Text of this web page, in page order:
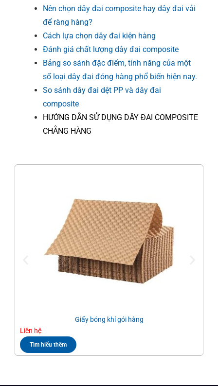
Nên chọn dây đai composite hay dây đai vải
để ràng hàng?
Cách lựa chọn dây đai kiện hàng
Đánh giá chất lượng dây đai composite
Bảng so sánh đặc điểm, tính năng của một
số loại dây đai đóng hàng phổ biến hiện nay.
So sánh dây đai dệt PP và dây đai
composite
HƯỚNG DẪN SỬ DỤNG DÂY ĐAI COMPOSITE
CHẰNG HÀNG
Giấy bóng khí gói hàng
Liên hệ
Tìm hiểu thêm